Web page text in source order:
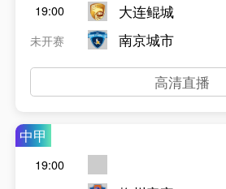
19:00
未开赛
大连鲲城
南京城市
高清直播
中甲
19:00